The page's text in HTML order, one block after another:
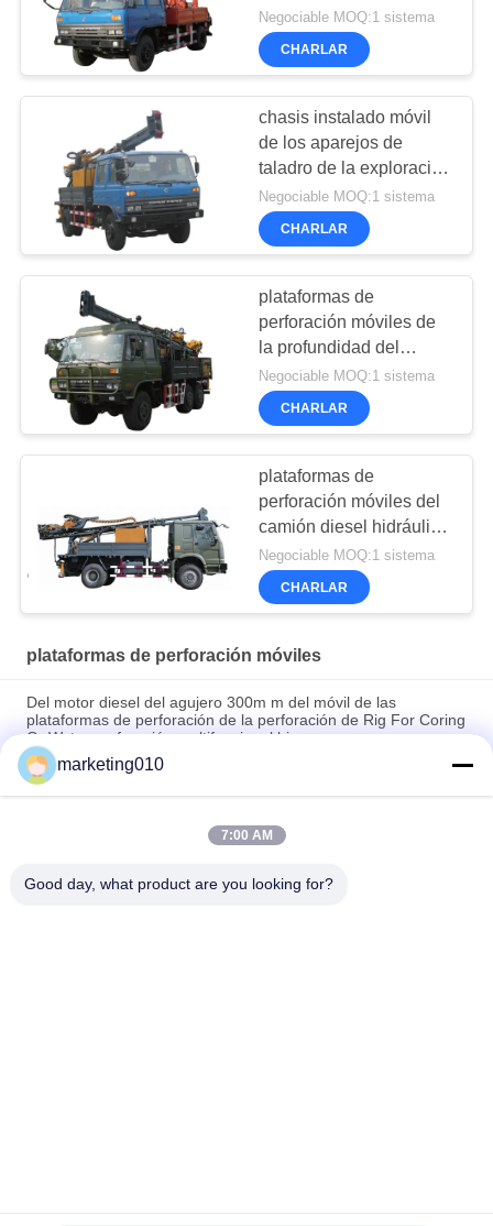
Negociable MOQ:1 sistema
CHARLAR
chasis instalado móvil
de los aparejos de
taladro de la exploración
sísmica de 480m m del
camión diesel
Negociable MOQ:1 sistema
CHARLAR
plataformas de
perforación móviles de
la profundidad del
diámetro el 1000m de
132kw 56m m
Negociable MOQ:1 sistema
CHARLAR
plataformas de
perforación móviles del
camión diesel hidráulico
3070Nm del 1300m
Negociable MOQ:1 sistema
CHARLAR
plataformas de perforación móviles
Del motor diesel del agujero 300m m del móvil de las
plataformas de perforación de la perforación de Rig For Coring
Or Water perforación multifuncional bien
plataformas de perforación móviles del ancla del diámetro de
la profundidad 110m m del 100m
correa de cadena de la perforadora del ancla del diámetro de
marketing010
7:00 AM
Good day, what product are you looking for?